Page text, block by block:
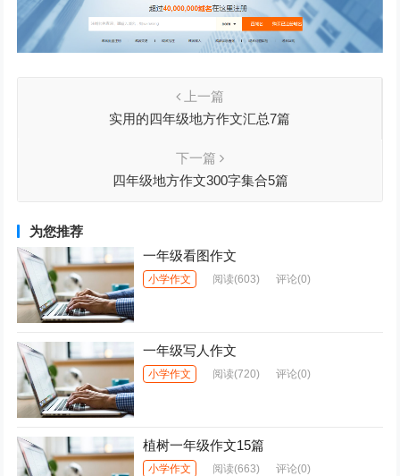
上一篇
实用的四年级地方作文汇总7篇
下一篇
四年级地方作文300字集合5篇
为您推荐
一年级看图作文
小学作文 阅读(603) 评论(0)
一年级写人作文
小学作文 阅读(720) 评论(0)
植树一年级作文15篇
小学作文 阅读(663) 评论(0)